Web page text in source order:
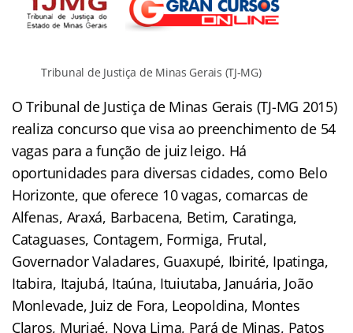
Tribunal de Justiça de Minas Gerais (TJ-MG)
O Tribunal de Justiça de Minas Gerais (TJ-MG 2015)
realiza concurso que visa ao preenchimento de 54
vagas para a função de juiz leigo. Há
oportunidades para diversas cidades, como Belo
Horizonte, que oferece 10 vagas, comarcas de
Alfenas, Araxá, Barbacena, Betim, Caratinga,
Cataguases, Contagem, Formiga, Frutal,
Governador Valadares, Guaxupé, Ibirité, Ipatinga,
Itabira, Itajubá, Itaúna, Ituiutaba, Januária, João
Monlevade, Juiz de Fora, Leopoldina, Montes
Claros, Muriaé, Nova Lima, Pará de Minas, Patos